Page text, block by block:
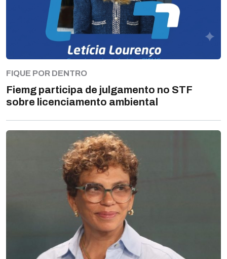
FIQUE POR DENTRO
Fiemg participa de julgamento no STF
sobre licenciamento ambiental